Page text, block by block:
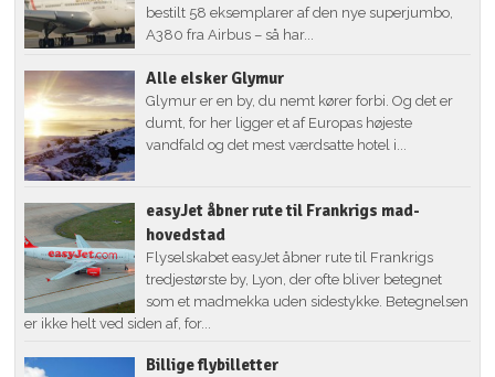
bestilt 58 eksemplarer af den nye superjumbo,
A380 fra Airbus – så har...
Alle elsker Glymur
Glymur er en by, du nemt kører forbi. Og det er
dumt, for her ligger et af Europas højeste
vandfald og det mest værdsatte hotel i...
easyJet åbner rute til Frankrigs mad-
hovedstad
Flyselskabet easyJet åbner rute til Frankrigs
tredjestørste by, Lyon, der ofte bliver betegnet
som et madmekka uden sidestykke. Betegnelsen
er ikke helt ved siden af, for...
Billige flybilletter